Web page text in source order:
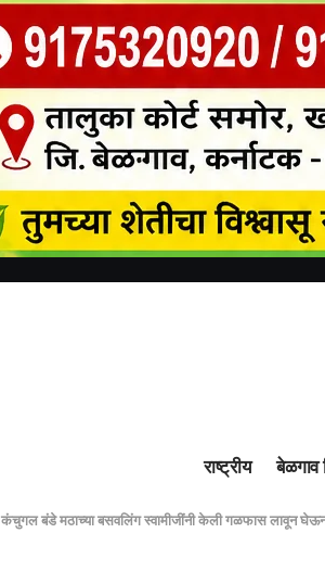
राष्ट्रीय बेळगाव
कंचुगल बंडे मठाच्या बसवलिंग स्वामीजींनी केली गळफास लावून